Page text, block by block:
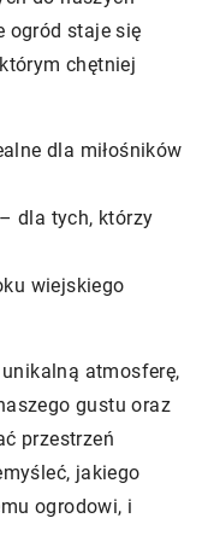
ogród staje się
chętniej
dla miłośników
dla tych, którzy
wiejskiego
atmosferę,
gustu oraz
przestrzeń
jakiego
ogrodowi, i